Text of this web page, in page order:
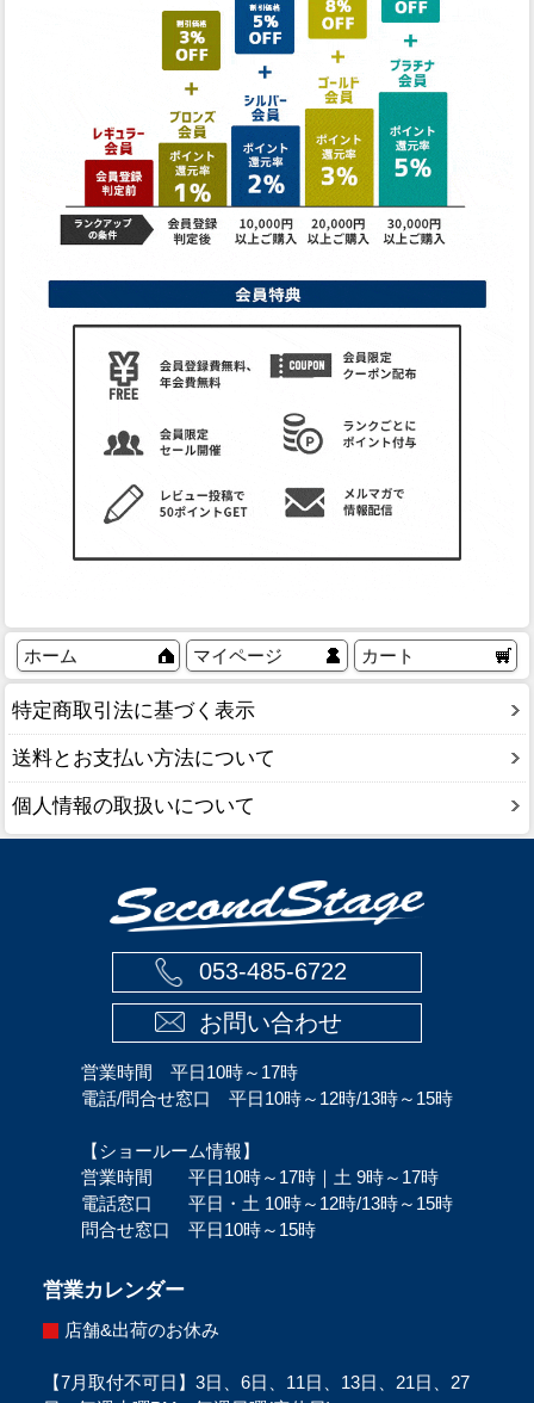
ホーム マイページ カート
特定商取引法に基づく表示
送料とお支払い方法について
個人情報の取扱いについて
053-485-6722
お問い合わせ
営業時間 平日10時～17時
電話/問合せ窓口 平日10時～12時/13時～15時
【ショールーム情報】
営業時間 平日10時～17時｜土 9時～17時
電話窓口 平日・土 10時～12時/13時～15時
問合せ窓口 平日10時～15時
営業カレンダー
店舗&出荷のお休み
【7月取付不可日】3日、6日、11日、13日、21日、27